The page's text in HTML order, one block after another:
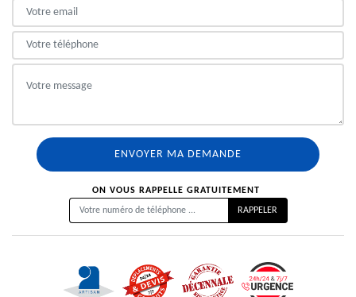
ON VOUS RAPPELLE GRATUITEMENT